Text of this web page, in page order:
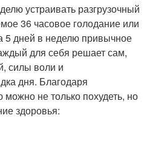
устраивать разгрузочный
36 часовое голодание или
5 дней в неделю привычное
для себя решает сам,
силы воли и
дня. Благодаря
не только похудеть, но
здоровья: